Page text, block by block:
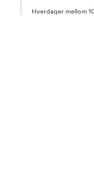
Hverdager mellom